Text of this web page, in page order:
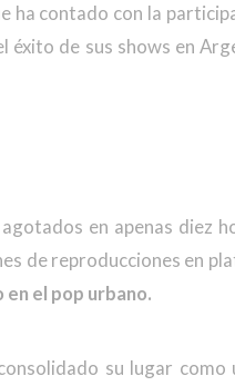
ha contado con la
de sus shows en
en apenas diez
de reproducciones en
en el pop urbano.
su lugar como